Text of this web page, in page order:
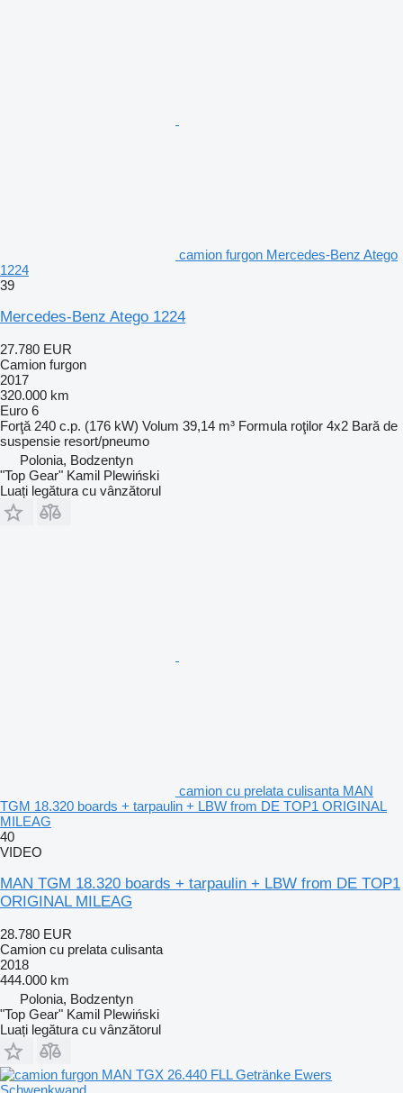
camion furgon Mercedes-Benz Atego
1224
39
Mercedes-Benz Atego 1224
27.780 EUR
Camion furgon
2017
320.000 km
Euro 6
Forţă 240 c.p. (176 kW) Volum 39,14 m³ Formula roţilor 4x2 Bară de
suspensie resort/pneumo
Polonia, Bodzentyn
"Top Gear" Kamil Plewiński
Luați legătura cu vânzătorul
camion cu prelata culisanta MAN
TGM 18.320 boards + tarpaulin + LBW from DE TOP1 ORIGINAL
MILEAG
40
VIDEO
MAN TGM 18.320 boards + tarpaulin + LBW from DE TOP1
ORIGINAL MILEAG
28.780 EUR
Camion cu prelata culisanta
2018
444.000 km
Polonia, Bodzentyn
"Top Gear" Kamil Plewiński
Luați legătura cu vânzătorul